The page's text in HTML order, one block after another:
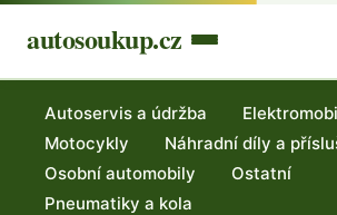
autosoukup.cz
Autoservis a údržba
Motocykly
Náhradní díly a
Osobní automobily
Ostatní
Pneumatiky a kola